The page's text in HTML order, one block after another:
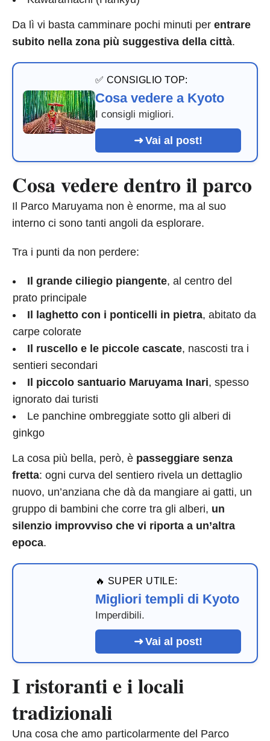
Da lì vi basta camminare pochi minuti per entrare
subito nella zona più suggestiva della città.
✅ CONSIGLIO TOP:
Cosa vedere a Kyoto
I consigli migliori.
Vai al post!
Cosa vedere dentro il parco
Il Parco Maruyama non è enorme, ma al suo
interno ci sono tanti angoli da esplorare.
Tra i punti da non perdere:
Il grande ciliegio piangente, al centro del
prato principale
Il laghetto con i ponticelli in pietra, abitato da
carpe colorate
Il ruscello e le piccole cascate, nascosti tra i
sentieri secondari
Il piccolo santuario Maruyama Inari, spesso
ignorato dai turisti
Le panchine ombreggiate sotto gli alberi di
ginkgo
La cosa più bella, però, è passeggiare senza
fretta: ogni curva del sentiero rivela un dettaglio
nuovo, un’anziana che dà da mangiare ai gatti, un
gruppo di bambini che corre tra gli alberi, un
silenzio improvviso che vi riporta a un’altra
epoca.
🔥 SUPER UTILE:
Migliori templi di Kyoto
Imperdibili.
Vai al post!
I ristoranti e i locali
tradizionali
Una cosa che amo particolarmente del Parco